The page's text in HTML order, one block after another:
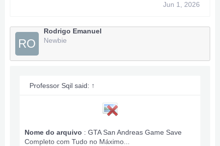
Money: 100,060,632
Anything wrong PM.
***Hidden content cannot be quoted.***
Jun 1, 2026
RO
Rodrigo Emanuel
Newbie
Professor Sqil said: ↑
Nome do arquivo : GTA San Andreas Game Save
Completo com Tudo no Máximo...